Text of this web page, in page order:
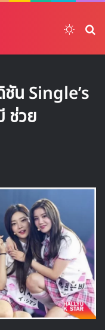
น Single’s
ช่วย